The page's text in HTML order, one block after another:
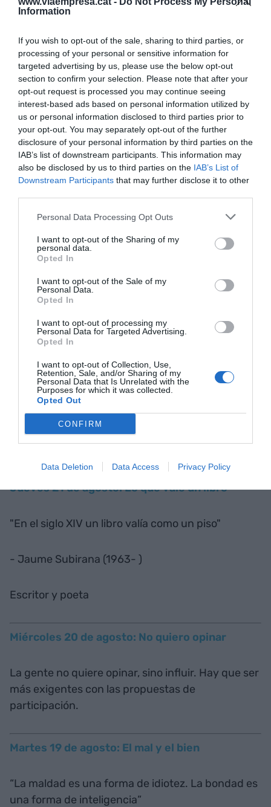
Information
If you wish to opt-out of the sale, sharing to third parties, or
processing of your personal or sensitive information for
targeted advertising by us, please use the below opt-out
section to confirm your selection. Please note that after your
opt-out request is processed you may continue seeing
interest-based ads based on personal information utilized by
us or personal information disclosed to third parties prior to
your opt-out. You may separately opt-out of the further
disclosure of your personal information by third parties on the
IAB’s list of downstream participants. This information may
also be disclosed by us to third parties on the IAB’s List of
Downstream Participants that may further disclose it to other
Personal Data Processing Opt Outs
I want to opt-out of the Sharing of my
personal data.
Opted In
I want to opt-out of the Sale of my
Personal Data.
Opted In
I want to opt-out of processing my
Personal Data for Targeted Advertising.
Opted In
I want to opt-out of Collection, Use,
Retention, Sale, and/or Sharing of my
Personal Data that Is Unrelated with the
Purposes for which it was collected.
Opted Out
CONFIRM
Data Deletion Data Access Privacy Policy
caben todos los planetas del sistema solar.
Martes 26 de agosto: Toulouse Lautrec y Van
Gogh
Sorprendido al descubrir que Toulouse Lautrec
aprendió en el mismo estudio que Van Gogh y
eran amigos.
Lunes 25 de agosto: Hoy es San Genís
No es demasiado de mi interés esto del santoral,
payasos, comediantes, cómicos, bailarines,
epilépticos, músicos, impresores y víctimas de
tortura. Lo que vendría a ser un santo cajón de
sastre.
Viernes 22 de agosto: Aún no soy impune
He mirado el saldo de mi cuenta corriente en el
banco y todavía me falta mucho para ser impune
ante la justicia.
Jueves 21 de agosto: Lo que vale un libro
"En el siglo XIV un libro valía como un piso"
- Jaume Subirana (1963- )
Escritor y poeta
Miércoles 20 de agosto: No quiero opinar
La gente no quiere opinar, sino influir. Hay que ser
más exigentes con las propuestas de
participación.
Martes 19 de agosto: El mal y el bien
“La maldad es una forma de idiotez. La bondad es
una forma de inteligencia”